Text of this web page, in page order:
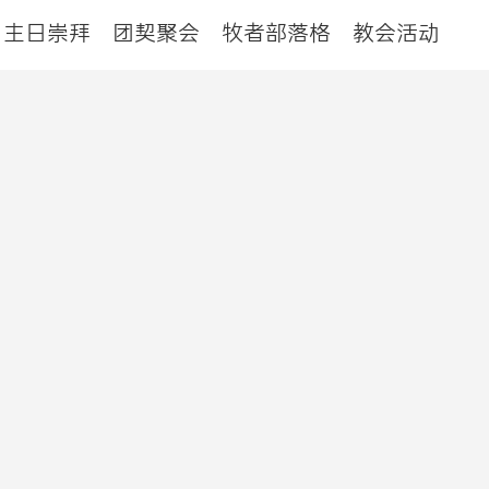
主日崇拜 团契聚会 牧者部落格 教会活动